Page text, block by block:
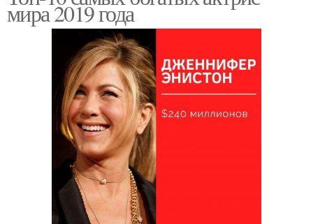
мира 2019 года